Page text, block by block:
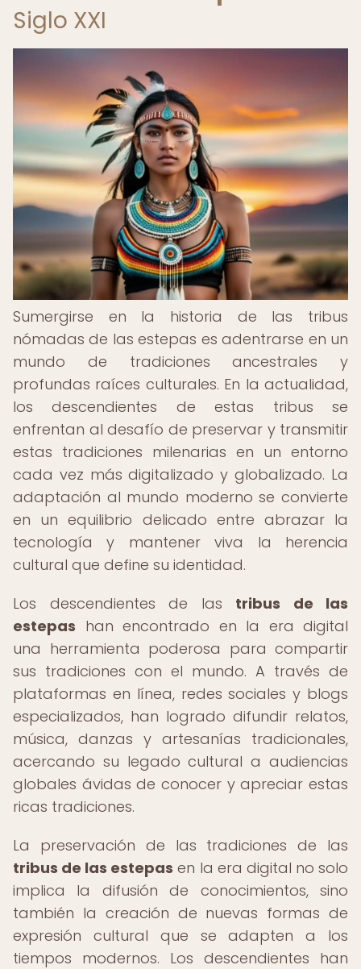
Siglo XXI
Sumergirse en la historia de las tribus
nómadas de las estepas es adentrarse en un
mundo de tradiciones ancestrales y
profundas raíces culturales. En la actualidad,
los descendientes de estas tribus se
enfrentan al desafío de preservar y transmitir
estas tradiciones milenarias en un entorno
cada vez más digitalizado y globalizado. La
adaptación al mundo moderno se convierte
en un equilibrio delicado entre abrazar la
tecnología y mantener viva la herencia
cultural que define su identidad.
Los descendientes de las tribus de las
estepas han encontrado en la era digital
una herramienta poderosa para compartir
sus tradiciones con el mundo. A través de
plataformas en línea, redes sociales y blogs
especializados, han logrado difundir relatos,
música, danzas y artesanías tradicionales,
acercando su legado cultural a audiencias
globales ávidas de conocer y apreciar estas
ricas tradiciones.
La preservación de las tradiciones de las
tribus de las estepas en la era digital no solo
implica la difusión de conocimientos, sino
también la creación de nuevas formas de
expresión cultural que se adapten a los
tiempos modernos. Los descendientes han